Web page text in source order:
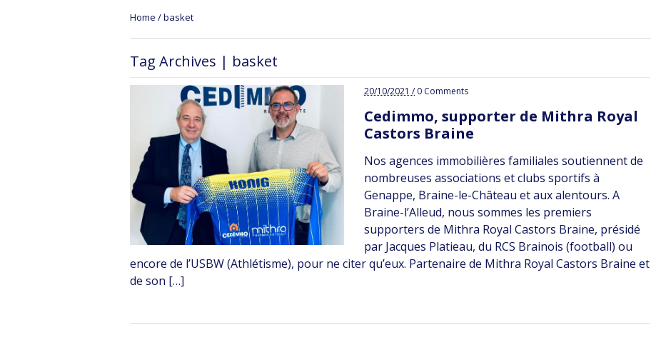
Home /basket
Tag Archives | basket
20/10/2021 / 0 Comments
Cedimmo, supporter de Mithra Royal
Castors Braine
Nos agences immobilières familiales soutiennent de
nombreuses associations et clubs sportifs à
Genappe, Braine-le-Château et aux alentours. A
Braine-l’Alleud, nous sommes les premiers
supporters de Mithra Royal Castors Braine, présidé
par Jacques Platieau, du RCS Brainois (football) ou
encore de l’USBW (Athlétisme), pour ne citer qu’eux. Partenaire de Mithra Royal Castors Braine et
de son […]